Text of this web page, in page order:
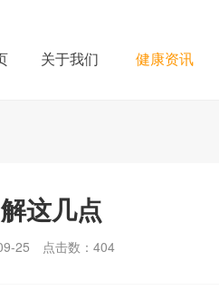
关于我们 健康资讯
这几点
25 点击数： 404